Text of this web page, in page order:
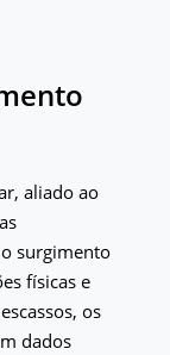
aliado ao
surgimento
físicas e
os
dados